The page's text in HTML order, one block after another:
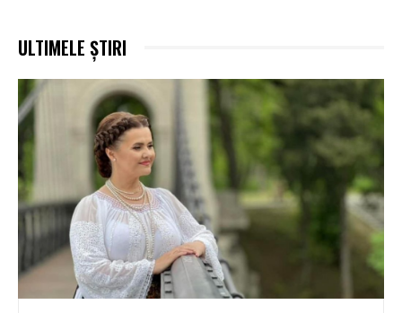
ULTIMELE ȘTIRI